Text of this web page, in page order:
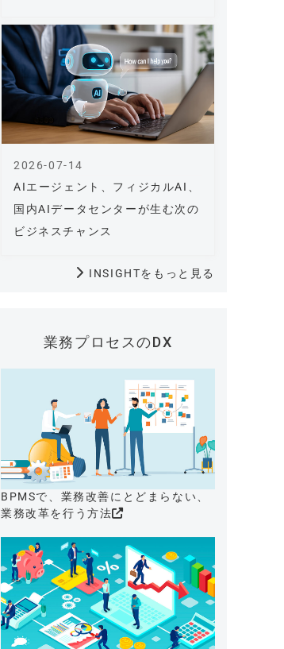
AIエージェント、フィジカルAI、
国内AIデータセンターが生む次の
ビジネスチャンス
2026-07-14
INSIGHTをもっと見る
業務プロセスのDX
BPMSで、業務改善にとどまらない、
業務改革を行う方法